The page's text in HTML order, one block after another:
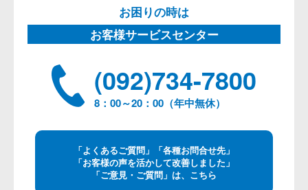
お困りの時は
お客様サービスセンター
(092)734-7800
8：00～20：00（年中無休）
「よくあるご質問」「各種お問合せ先」
「お客様の声を活かして改善しました」
「ご意見・ご質問」は、こちら